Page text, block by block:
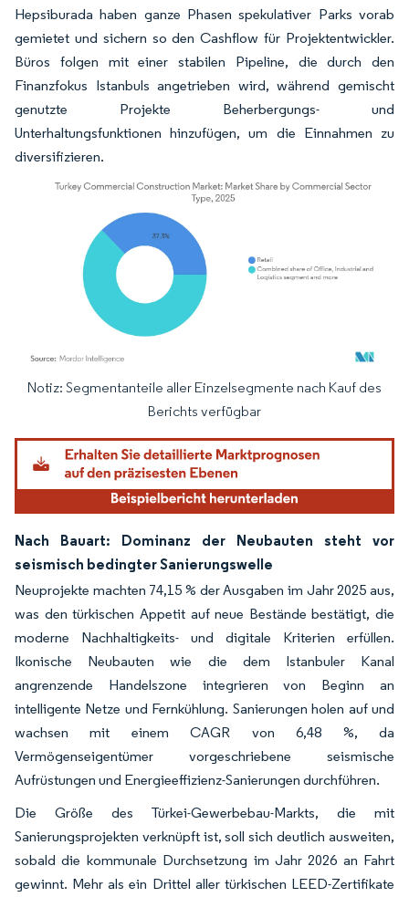
Hepsiburada haben ganze Phasen spekulativer Parks vorab
gemietet und sichern so den Cashflow für Projektentwickler.
Büros folgen mit einer stabilen Pipeline, die durch den
Finanzfokus Istanbuls angetrieben wird, während gemischt
genutzte Projekte Beherbergungs- und
Unterhaltungsfunktionen hinzufügen, um die Einnahmen zu
diversifizieren.
Bild © Mordor Intelligence. Wiederverwendung erfordert Namensnennung
Notiz: Segmentanteile aller Einzelsegmente nach Kauf des
Berichts verfügbar
Nach Bauart: Dominanz der Neubauten steht vor
seismisch bedingter Sanierungswelle
Neuprojekte machten 74,15 % der Ausgaben im Jahr 2025 aus,
was den türkischen Appetit auf neue Bestände bestätigt, die
moderne Nachhaltigkeits- und digitale Kriterien erfüllen.
Ikonische Neubauten wie die dem Istanbuler Kanal
angrenzende Handelszone integrieren von Beginn an
intelligente Netze und Fernkühlung. Sanierungen holen auf und
wachsen mit einem CAGR von 6,48 %, da
Vermögenseigentümer vorgeschriebene seismische
Aufrüstungen und Energieeffizienz-Sanierungen durchführen.
Die Größe des Türkei-Gewerbebau-Markts, die mit
Sanierungsprojekten verknüpft ist, soll sich deutlich ausweiten,
sobald die kommunale Durchsetzung im Jahr 2026 an Fahrt
gewinnt. Mehr als ein Drittel aller türkischen LEED-Zertifikate